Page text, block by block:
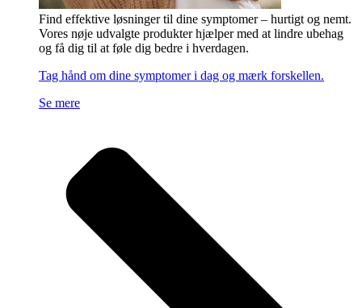
Find effektive løsninger til dine symptomer – hurtigt og nemt.
Vores nøje udvalgte produkter hjælper med at lindre ubehag
og få dig til at føle dig bedre i hverdagen.
Tag hånd om dine symptomer i dag og mærk forskellen.
Se mere